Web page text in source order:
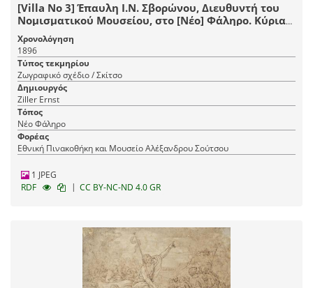
[Villa No 3] Έπαυλη Ι.Ν. Σβορώνου, Διευθυντή του
Νομισματικού Μουσείου, στο [Νέο] Φάληρο. Κύρια
όψη, κατόψεις ισογείου, ορόφου
Χρονολόγηση
1896
Τύπος τεκμηρίου
Ζωγραφικό σχέδιο / Σκίτσο
Δημιουργός
Ziller Ernst
Τόπος
Νέο Φάληρο
Φορέας
Εθνική Πινακοθήκη και Μουσείο Αλέξανδρου Σούτσου
1 JPEG
RDF
| CC BY-NC-ND 4.0 GR